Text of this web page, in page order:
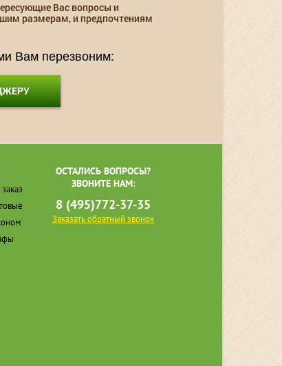
Вас вопросы и
размерам, и предпочтениям
Вам перезвоним:
ОСТАЛИСЬ ВОПРОСЫ?
ЗВОНИТЕ НАМ:
8 (495)772-37-35
Заказать обратный звонок